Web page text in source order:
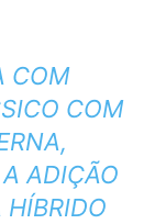
COM
COM
ADIÇÃO
HÍBRIDO